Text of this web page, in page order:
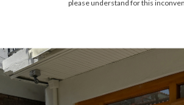
please understand for this